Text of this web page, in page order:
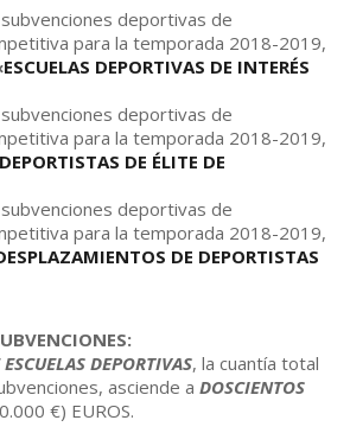
deportivas de
para la temporada 2018-2019,
ESCUELAS DEPORTIVAS DE INTERÉS
deportivas de
para la temporada 2018-2019,
DEPORTISTAS DE ÉLITE DE
deportivas de
para la temporada 2018-2019,
DE DEPORTISTAS
DEPORTIVAS, la cuantía total
asciende a DOSCIENTOS
€) EUROS.